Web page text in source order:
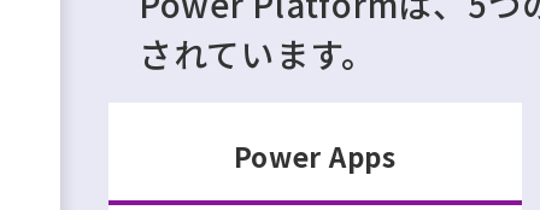
されています。
Power Apps